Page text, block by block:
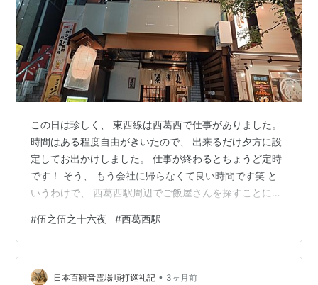
この日は珍しく、 東西線は西葛西で仕事がありました。
時間はある程度自由がきいたので、 出来るだけ夕方に設
定してお出かけしました。 仕事が終わるとちょうど定時
です！ そう、 もう会社に帰らなくて良い時間です笑 と
いうわけで、 西葛西駅周辺でご飯屋さんを探すことにし
るのは、、、、、 伍之伍之十六夜さんです～ 2階のお店
です。 看板には、 ごのごの十六夜と書いていますね。
さっそく入店してみましょうー 開店一番乗りです！ そ
う、 正確にはまだ少し定時には早かったのです笑 会社に
#伍之伍之十六夜 #西葛西駅
日本百観音霊場順打巡礼記 • 3ヶ月前